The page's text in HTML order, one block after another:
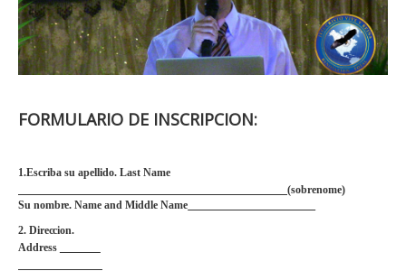
FORMULARIO DE INSCRIPCION:
1.Escriba su apellido. Last Name
(sobrenome)
Su nombre. Name and MiddleName
2. Direccion.
Address